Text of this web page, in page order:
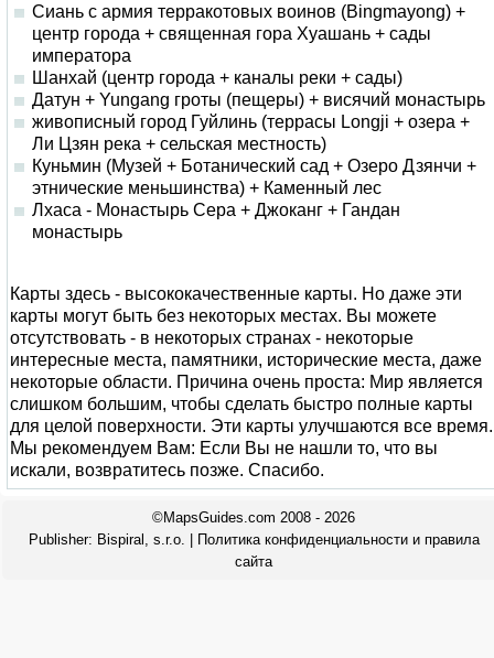
Сиань с армия терракотовых воинов (Bingmayong) +
центр города + священная гора Хуашань + сады
императора
Шанхай (центр города + каналы реки + сады)
Датун + Yungang гроты (пещеры) + висячий монастырь
живописный город Гуйлинь (террасы Longji + озера +
Ли Цзян река + сельская местность)
Куньмин (Музей + Ботанический сад + Озеро Дзянчи +
этнические меньшинства) + Каменный лес
Лхаса - Монастырь Сера + Джоканг + Гандан
монастырь
Карты здесь - высококачественные карты. Но даже эти
карты могут быть без некоторых местах. Вы можете
отсутствовать - в некоторых странах - некоторые
интересные места, памятники, исторические места, даже
некоторые области. Причина очень проста: Мир является
слишком большим, чтобы сделать быстро полные карты
для целой поверхности. Эти карты улучшаются все время.
Мы рекомендуем Вам: Если Вы не нашли то, что вы
искали, возвратитесь позже. Спасибо.
©MapsGuides.com 2008 - 2026
Publisher: Bispiral, s.r.o.
Политика конфиденциальности и правила
сайта